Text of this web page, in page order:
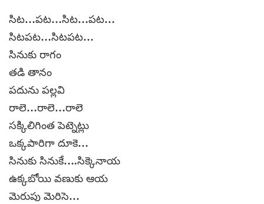
సిట…పట…సిట…పట…
సిటపట…సిటపట…
సినుకు రాగం
తడి తానం
పదును పల్లవి
రాలె…రాలె…రాలె
సక్కిలిగింత పెట్నెట్లు
ఒక్కపారిగా దూకె…
సినుకు సినుకే….సిక్కెనాయ
ఉక్కబోయి వణుకు ఆయ
మెరుపు మెరిసె…